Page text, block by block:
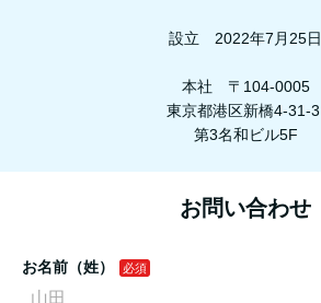
設立 2022年7月25日
本社 〒104-0005
東京都港区新橋4-31-3
第3名和ビル5F
お問い合わせ
お名前（姓）